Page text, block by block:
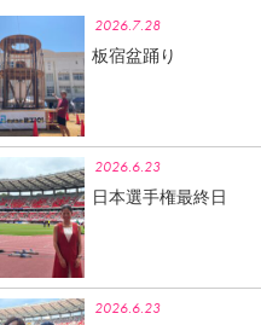
2026.7.28
板宿盆踊り
2026.6.23
日本選手権最終日
2026.6.23